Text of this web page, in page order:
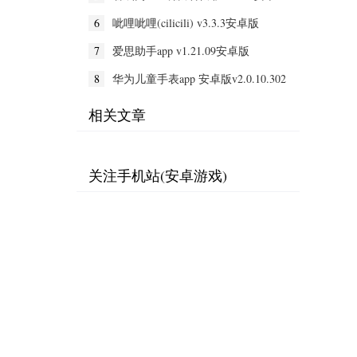
6
呲哩呲哩(cilicili) v3.3.3安卓版
7
爱思助手app v1.21.09安卓版
8
华为儿童手表app 安卓版v2.0.10.302
相关文章
关注手机站(安卓游戏)